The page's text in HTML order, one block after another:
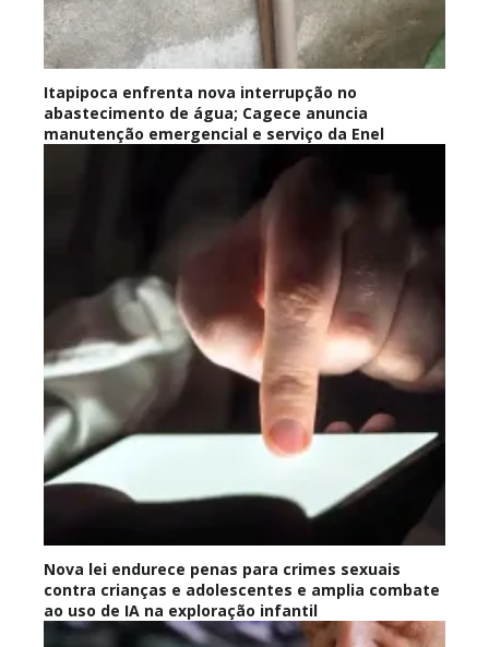
Itapipoca enfrenta nova interrupção no
abastecimento de água; Cagece anuncia
manutenção emergencial e serviço da Enel
Nova lei endurece penas para crimes sexuais
contra crianças e adolescentes e amplia combate
ao uso de IA na exploração infantil